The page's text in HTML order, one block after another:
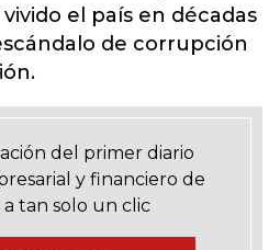
el país en décadas
de corrupción
del primer diario
y financiero de
a tan solo un clic